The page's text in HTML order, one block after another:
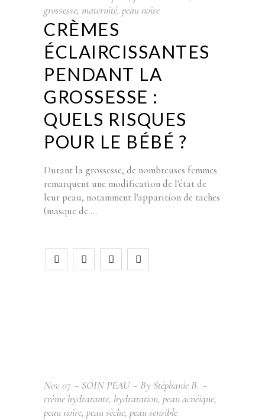
grossesse, maternité, peau noire
CRÈMES
ÉCLAIRCISSANTES
PENDANT LA
GROSSESSE :
QUELS RISQUES
POUR LE BÉBÉ ?
Durant la grossesse, de nombreuses femmes
remarquent une modification de l'état de
leur peau, notamment l'apparition de taches
(masque de
Nov07 SOIN PEAU By Stéphanie B.
crème hydratante, hydratation, peau acnéique,
peau noire, peau sèche, peau sensible